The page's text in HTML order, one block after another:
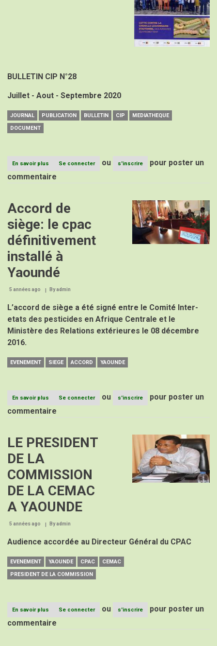
BULLETIN CIP N°28
Juillet - Aout - Septembre 2020
JOURNAL PUBLICATION BULLETIN CIP
MEDIATHEQUE
DOCUMENT
En savoir plus
BULLETIN
CIP
Se connecter ou s'inscrire
pour poster un
commentaire
Image
Accord de
siège: le cpac
définitivement
installé à
Yaoundé
5 années ago Byadmin
L’accord de siège a été signé entre le Comité Inter-
etats des pesticides en Afrique Centrale et le
Ministère des Relations extérieures le 08 décembre
2016.
EVENEMENT SIEGE ACCORD YAOUNDE
En savoir plus
Accord
de
cpac
définitivement
Yaoundé
Se connecter ou s'inscrire
pour poster un
commentaire
LE PRESIDENT
DE LA
COMMISSION
DE LA CEMAC
A YAOUNDE
5 années ago Byadmin
Audience accordée au Directeur Général du CPAC
EVENEMENT YAOUNDE CPAC
CEMAC
PRESIDENT DE LA COMMISSION
En savoir plus
LE
PRESIDENT
Se connecter ou s'inscrire
pour poster un
commentaire